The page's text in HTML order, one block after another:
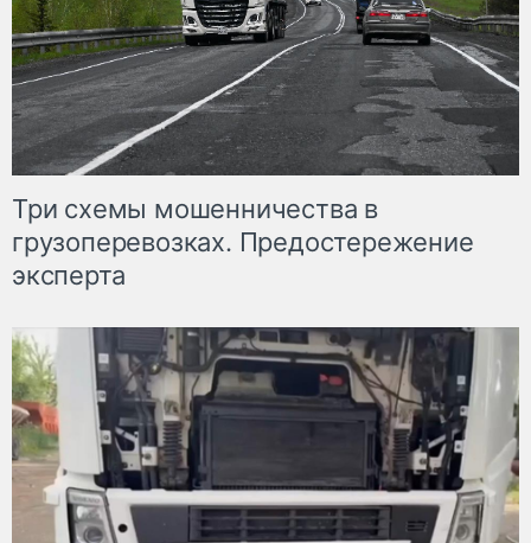
Три схемы мошенничества в
грузоперевозках. Предостережение
эксперта